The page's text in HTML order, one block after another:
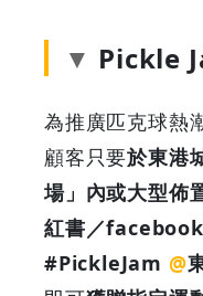
Pickle
為推廣匹克球熱
顧客只要於東港
場」內或大型佈
紅書／
#PickleJam @